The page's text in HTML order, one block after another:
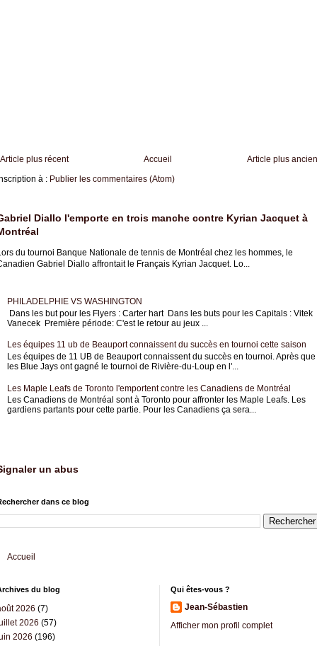
Article plus récent Article plus ancien
Accueil
à : Publier les commentaires (Atom)
Diallo l'emporte en trois manche contre Kyrian Jacquet à
du tournoi Banque Nationale de tennis de Montréal chez les hommes, le
Gabriel Diallo affrontait le Français Kyrian Jacquet. Lo...
PHILADELPHIE VS WASHINGTON
Dans les but pour les Flyers : Carter hart Dans les buts pour les Capitals : Vitek
Vanecek Première période: C'est le retour au jeux ...
Les équipes 11 ub de Beauport connaissent du succès en tournoi cette saison
Les équipes de 11 UB de Beauport connaissent du succès en tournoi. Après que
les Blue Jays ont gagné le tournoi de Rivière-du-Loup en l'...
Les Maple Leafs de Toronto l'emportent contre les Canadiens de Montréal
Les Canadiens de Montréal sont à Toronto pour affronter les Maple Leafs. Les
gardiens partants pour cette partie. Pour les Canadiens ça sera...
un abus
dans ce blog
Accueil
du blog
2026 (7)
2026 (57)
2026 (196)
Qui êtes-vous ?
Jean-Sébastien
Afficher mon profil complet